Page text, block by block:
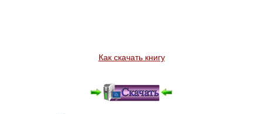
Как скачать книгу